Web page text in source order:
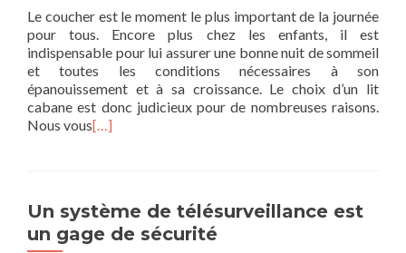
Le coucher est le moment le plus important de la journée
pour tous. Encore plus chez les enfants, il est
indispensable pour lui assurer une bonne nuit de sommeil
et toutes les conditions nécessaires à son
épanouissement et à sa croissance. Le choix d’un lit
cabane est donc judicieux pour de nombreuses raisons.
Nous vous[…]
Un système de télésurveillance est
un gage de sécurité